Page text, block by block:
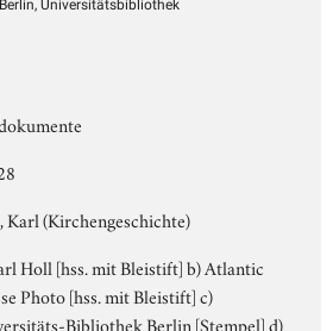
Universitätsbibliothek
Karl (Kirchengeschichte)
Holl [hss. mit Bleistift] b) Atlantic
Photo [hss. mit Bleistift] c)
Bibliothek Berlin [Stempel] d)